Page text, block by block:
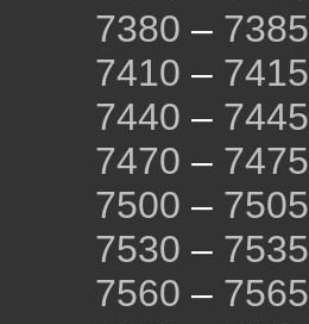
7380 – 7385
7410 – 7415
7440 – 7445
7470 – 7475
7500 – 7505
7530 – 7535
7560 – 7565